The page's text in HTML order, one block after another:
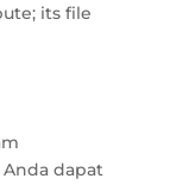
dapat